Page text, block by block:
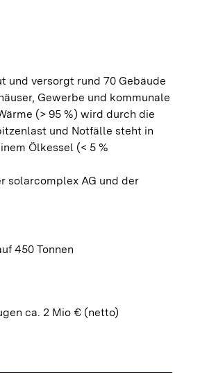
und versorgt rund 70 Gebäude
Gewerbe und kommunale
(> 95 %) wird durch die
und Notfälle steht in
Ölkessel (< 5 %
solarcomplex AG und der
450 Tonnen
ca. 2 Mio € (netto)